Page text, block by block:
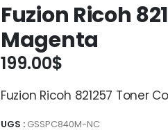
Fuzion Ricoh
Magenta
199.00$
Fuzion Ricoh 821257 Toner
UGS : GSSPC840M-NC